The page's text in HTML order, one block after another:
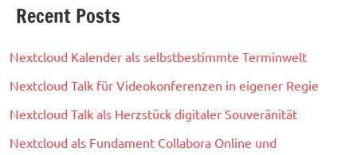
Recent Posts
Nextcloud Kalender als selbstbestimmte Terminwelt
Nextcloud Talk für Videokonferenzen in eigener Regie
Nextcloud Talk als Herzstück digitaler Souveränität
Nextcloud als Fundament Collabora Online und